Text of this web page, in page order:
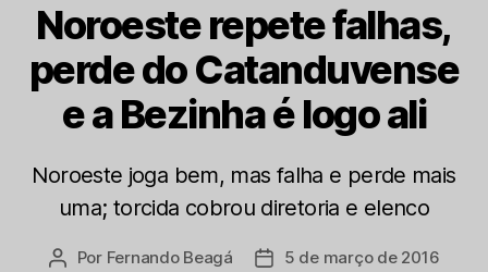
Noroeste repete falhas,
perde do Catanduvense
e a Bezinha é logo ali
Noroeste joga bem, mas falha e perde mais
uma; torcida cobrou diretoria e elenco
Autor
Por Fernando Beagá
Data5 de março de 2016